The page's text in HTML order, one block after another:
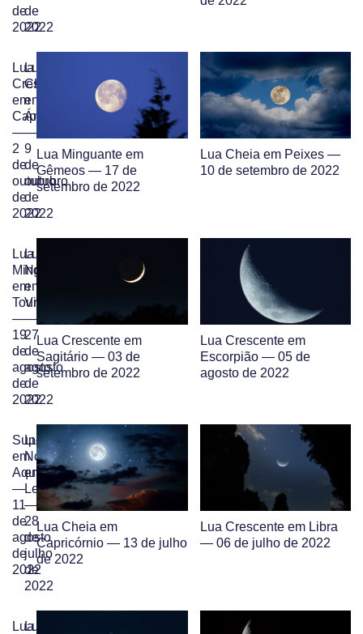
de
2022
de
2022
Lua
Crescente
em
Capricórnio
—
2
de
outubro
de
2022
Lua
Cheia
em
Áries
—
9
de
outubro
de
2022
Lua Minguante em
Gêmeos — 17 de
setembro de 2022
Lua Cheia em Peixes —
10 de setembro de 2022
Lua
Minguante
em
Touro
—
19
de
agosto
de
2022
Lua
Nova
em
Virgem
—
27
de
agosto
de
2022
Lua Crescente em
Sagitário — 03 de
setembro de 2022
Lua Crescente em
Escorpião — 05 de
agosto de 2022
Superlua
em
Aquário
—
11
de
agosto
de
2022
Lua
Nova
em
Leão
—
28
de
julho
de
2022
Lua Cheia em
Capricórnio — 13 de julho
de 2022
Lua Crescente em Libra
— 06 de julho de 2022
Lua
Lua